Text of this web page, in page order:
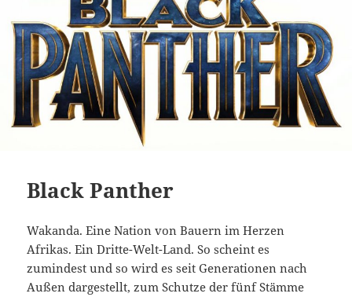
Black Panther
Wakanda. Eine Nation von Bauern im Herzen
Afrikas. Ein Dritte-Welt-Land. So scheint es
zumindest und so wird es seit Generationen nach
Außen dargestellt, zum Schutze der fünf Stämme